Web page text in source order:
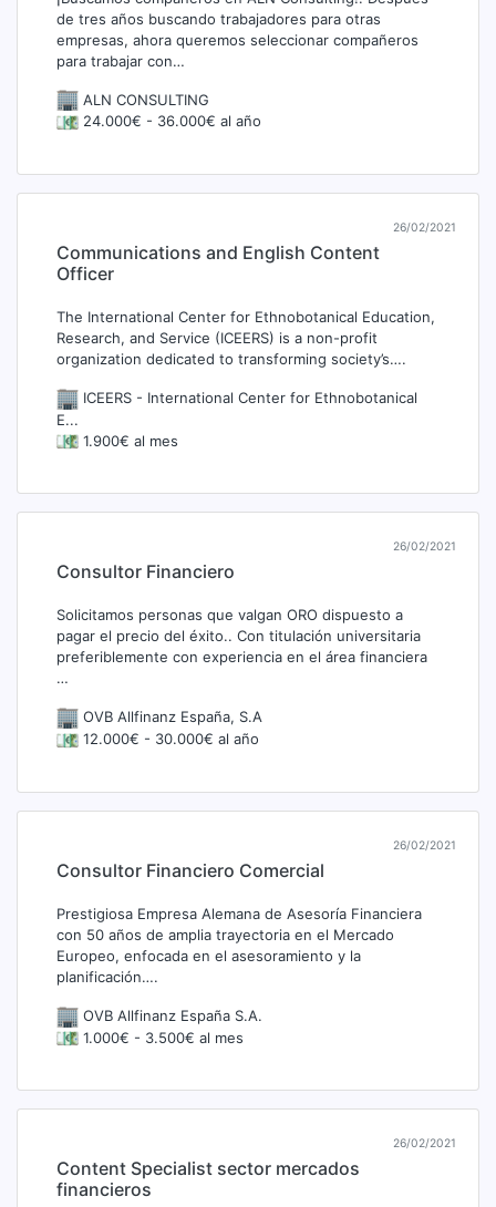
de tres años buscando trabajadores para otras
empresas, ahora queremos seleccionar compañeros
para trabajar con…
ALN CONSULTING
24.000€ - 36.000€ al año
26/02/2021
Communications and English Content
Officer
The International Center for Ethnobotanical Education,
Research, and Service (ICEERS) is a non-profit
organization dedicated to transforming society’s….
ICEERS - International Center for Ethnobotanical
E...
1.900€ al mes
26/02/2021
Consultor Financiero
Solicitamos personas que valgan ORO dispuesto a
pagar el precio del éxito.. Con titulación universitaria
preferiblemente con experiencia en el área financiera
…
OVB Allfinanz España, S.A
12.000€ - 30.000€ al año
26/02/2021
Consultor Financiero Comercial
Prestigiosa Empresa Alemana de Asesoría Financiera
con 50 años de amplia trayectoria en el Mercado
Europeo, enfocada en el asesoramiento y la
planificación….
OVB Allfinanz España S.A.
1.000€ - 3.500€ al mes
26/02/2021
Content Specialist sector mercados
financieros